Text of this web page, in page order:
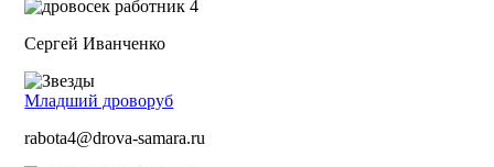
Сергей Иванченко
Младший дроворуб
rabota4@drova-samara.ru